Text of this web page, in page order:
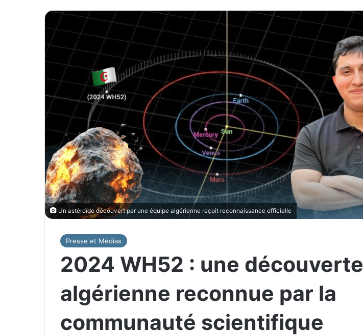
Un astéroïde découvert par une équipe algérienne reçoit reconnaissance officielle
Presse et Médias
2024 WH52 : une découverte
algérienne reconnue par la
communauté scientifique